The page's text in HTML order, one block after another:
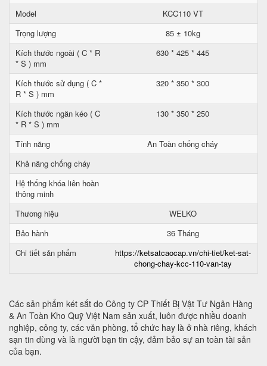
Model
KCC110 VT
Trọng lượng
85 ± 10kg
Kích thước ngoài ( C * R
* S ) mm
630 * 425 * 445
Kích thước sử dụng ( C *
R * S ) mm
320 * 350 * 300
Kích thước ngăn kéo ( C
* R * S ) mm
130 * 350 * 250
Tính năng
An Toàn chống cháy
Khả năng chống cháy
Hệ thống khóa liên hoàn
thông minh
Thương hiệu
WELKO
Bảo hành
36 Tháng
Chi tiết sản phẩm
https://ketsatcaocap.vn/chi-tiet/ket-sat-
chong-chay-kcc-110-van-tay
Các sản phẩm két sắt do Công ty CP Thiết Bị Vật Tư Ngân Hàng
& An Toàn Kho Quỹ Việt Nam sản xuất, luôn được nhiều doanh
nghiệp, công ty, các văn phòng, tổ chức hay là ở nhà riêng, khách
sạn tin dùng và là người bạn tin cậy, đảm bảo sự an toàn tài sản
của bạn.